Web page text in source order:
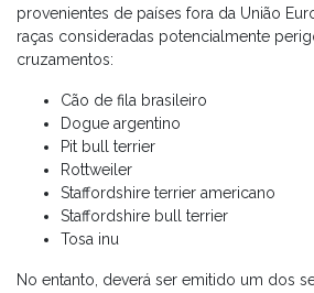
provenientes de países fora da União
raças consideradas potencialmente
cruzamentos:
Cão de fila brasileiro
Dogue argentino
Pit bull terrier
Rottweiler
Staffordshire terrier americano
Staffordshire bull terrier
Tosa inu
No entanto, deverá ser emitido um dos